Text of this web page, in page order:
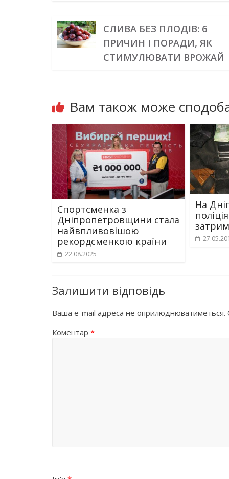
СЛИВА БЕЗ ПЛОДІВ: 6
ПРИЧИН І ПОРАДИ, ЯК
СТИМУЛЮВАТИ ВРОЖАЙ
Вам також може
Спортсменка з
Дніпропетровщини стала
найвпливовішою
рекордсменкою країни
22.08.2025
На
Залишити відповідь
Ваша e-mail адреса не оприлюднюватиметься.
Коментар *